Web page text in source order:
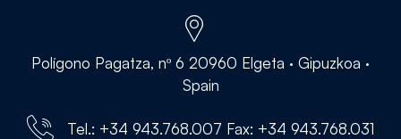
Polígono Pagatza, nº 6 20960 Elgeta · Gipuzkoa ·
Spain
Tel.: +34 943.768.007 Fax: +34 943.768.031